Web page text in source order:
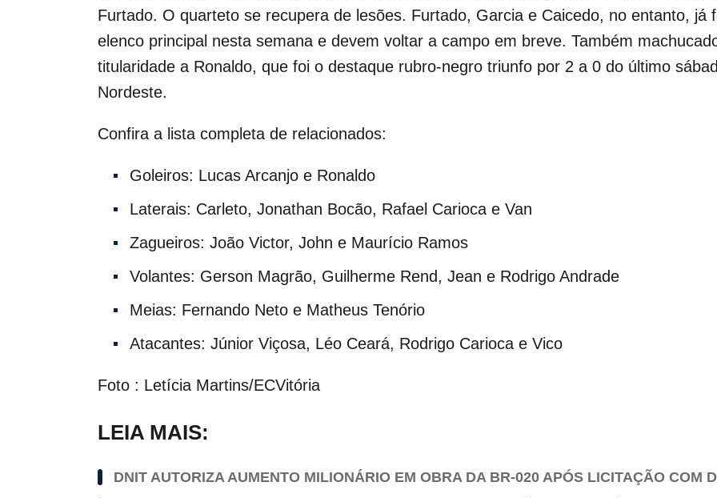
Furtado. O quarteto se recupera de lesões. Furtado, Garcia e Caicedo, no entanto, já
elenco principal nesta semana e devem voltar a campo em breve. Também
titularidade a Ronaldo, que foi o destaque rubro-negro triunfo por 2 a 0 do último
Nordeste.
Confira a lista completa de relacionados:
Goleiros: Lucas Arcanjo e Ronaldo
Laterais: Carleto, Jonathan Bocão, Rafael Carioca e Van
Zagueiros: João Victor, John e Maurício Ramos
Volantes: Gerson Magrão, Guilherme Rend, Jean e Rodrigo Andrade
Meias: Fernando Neto e Matheus Tenório
Atacantes: Júnior Viçosa, Léo Ceará, Rodrigo Carioca e Vico
Foto : Letícia Martins/ECVitória
LEIA MAIS:
DNIT AUTORIZA AUMENTO MILIONÁRIO EM OBRA DA BR-020 APÓS LICITAÇÃO COM